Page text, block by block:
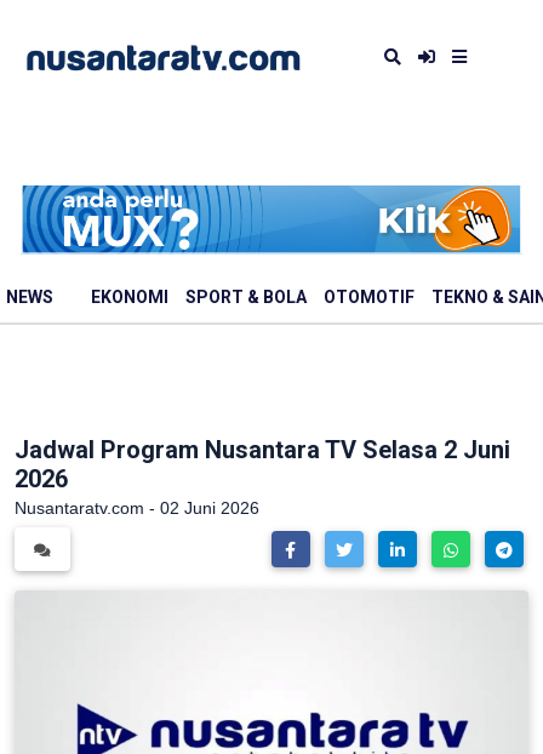
NEWS EKONOMI SPORT & BOLA OTOMOTIF TEKNO &
Jadwal Program Nusantara TV Selasa 2 Juni
2026
Nusantaratv.com - 02 Juni 2026